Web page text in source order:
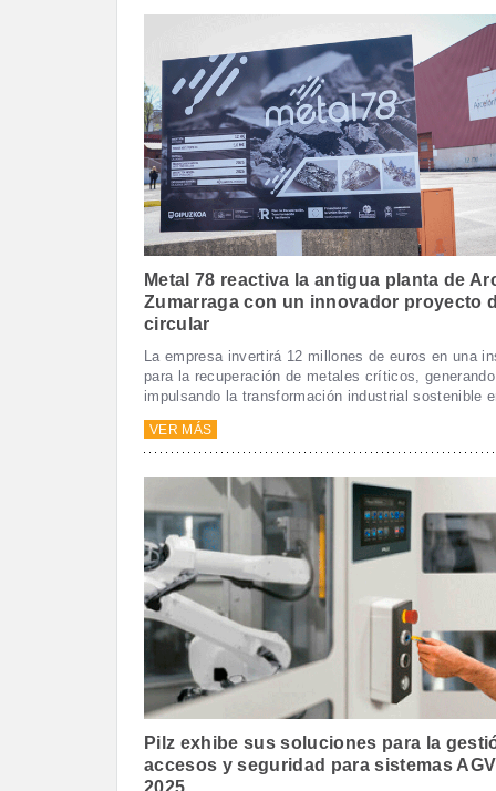
Metal 78 reactiva la antigua planta de
Zumarraga con un innovador proyecto
circular
La empresa invertirá 12 millones de euros en una
para la recuperación de metales críticos,
impulsando la transformación industrial sostenible
VER MÁS
Pilz exhibe sus soluciones para la
accesos y seguridad para sistemas